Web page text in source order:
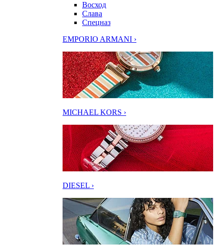
Восход
Слава
Спецназ
EMPORIO ARMANI ›
MICHAEL KORS ›
DIESEL ›